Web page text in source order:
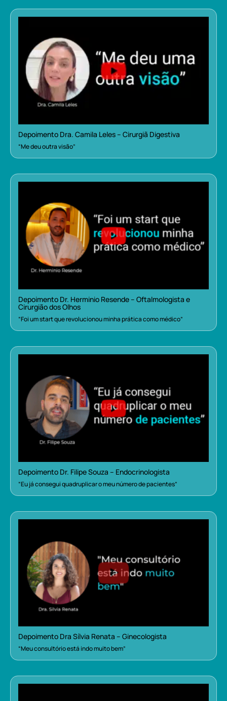
Depoimento Dra. Camila Leles – Cirurgiã Digestiva
“Me deu outra visão”
Depoimento Dr. Herminio Resende – Oftalmologista e
Cirurgião dos Olhos
“Foi um start que revolucionou minha prática como médico”
Depoimento Dr. Filipe Souza – Endocrinologista
“Eu já consegui quadruplicar o meu número de pacientes”
Depoimento Dra Sílvia Renata – Ginecologista
“Meu consultório está indo muito bem”